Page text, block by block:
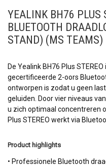
YEALINK BH76 PLUS
BLUETOOTH
STAND) (MS TEAMS)
De Yealink BH76 Plus
gecertificeerde 2-oors
ontworpen is zodat u geen
geluiden. Door vier niveaus
u zich optimaal concentreren
Plus STEREO werkt via
Product highlights
• Professionele Bluetooth